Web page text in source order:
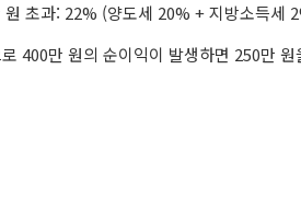
원 초과: 22% (양도세 20% + 지방소득세
400만 원의 순이익이 발생하면 250만